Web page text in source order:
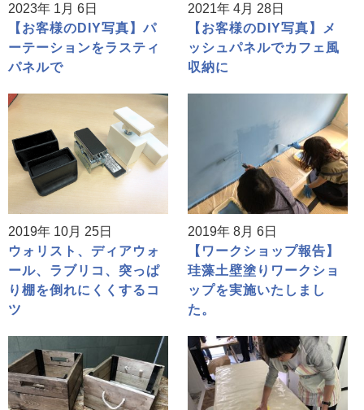
2023年 1月 6日
【お客様のDIY写真】パ
ーテーションをラスティ
パネルで
2021年 4月 28日
【お客様のDIY写真】メ
ッシュパネルでカフェ風
収納に
2019年 10月 25日
ウォリスト、ディアウォ
ール、ラブリコ、突っぱ
り棚を倒れにくくするコ
ツ
2019年 8月 6日
【ワークショップ報告】
珪藻土壁塗りワークショ
ップを実施いたしまし
た。